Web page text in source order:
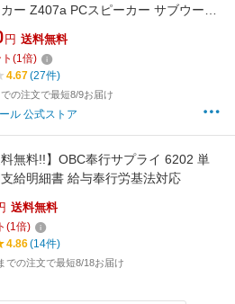
ー Z407a PCスピーカー サブウーフ
ヤレスコントローラー付属 最大80W
能 3.5mm入力 USB入力 国内正規品 2
証
円 送料無料
(1倍)
4.67(27件)
の注文で最短8/9お届け
ル 公式ストア
料無料!!】OBC奉行サプライ 6202 単
給明細書 給与奉行労基法対応
送料無料
(1倍)
4.86(14件)
での注文で最短8/18お届け